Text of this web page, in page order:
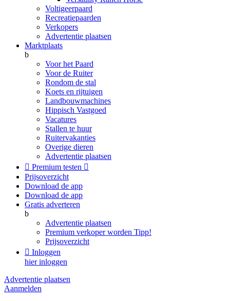
Voltigeerpaard
Recreatiepaarden
Verkopers
Advertentie plaatsen
Marktplaats
b
Voor het Paard
Voor de Ruiter
Rondom de stal
Koets en rijtuigen
Landbouwmachines
Hippisch Vastgoed
Vacatures
Stallen te huur
Ruitervakanties
Overige dieren
Advertentie plaatsen
 Premium testen 
Prijsoverzicht
Download de app
Download de app
Gratis adverteren
b
Advertentie plaatsen
Premium verkoper worden Tipp!
Prijsoverzicht
 Inloggen
hier inloggen
Advertentie plaatsen
Aanmelden